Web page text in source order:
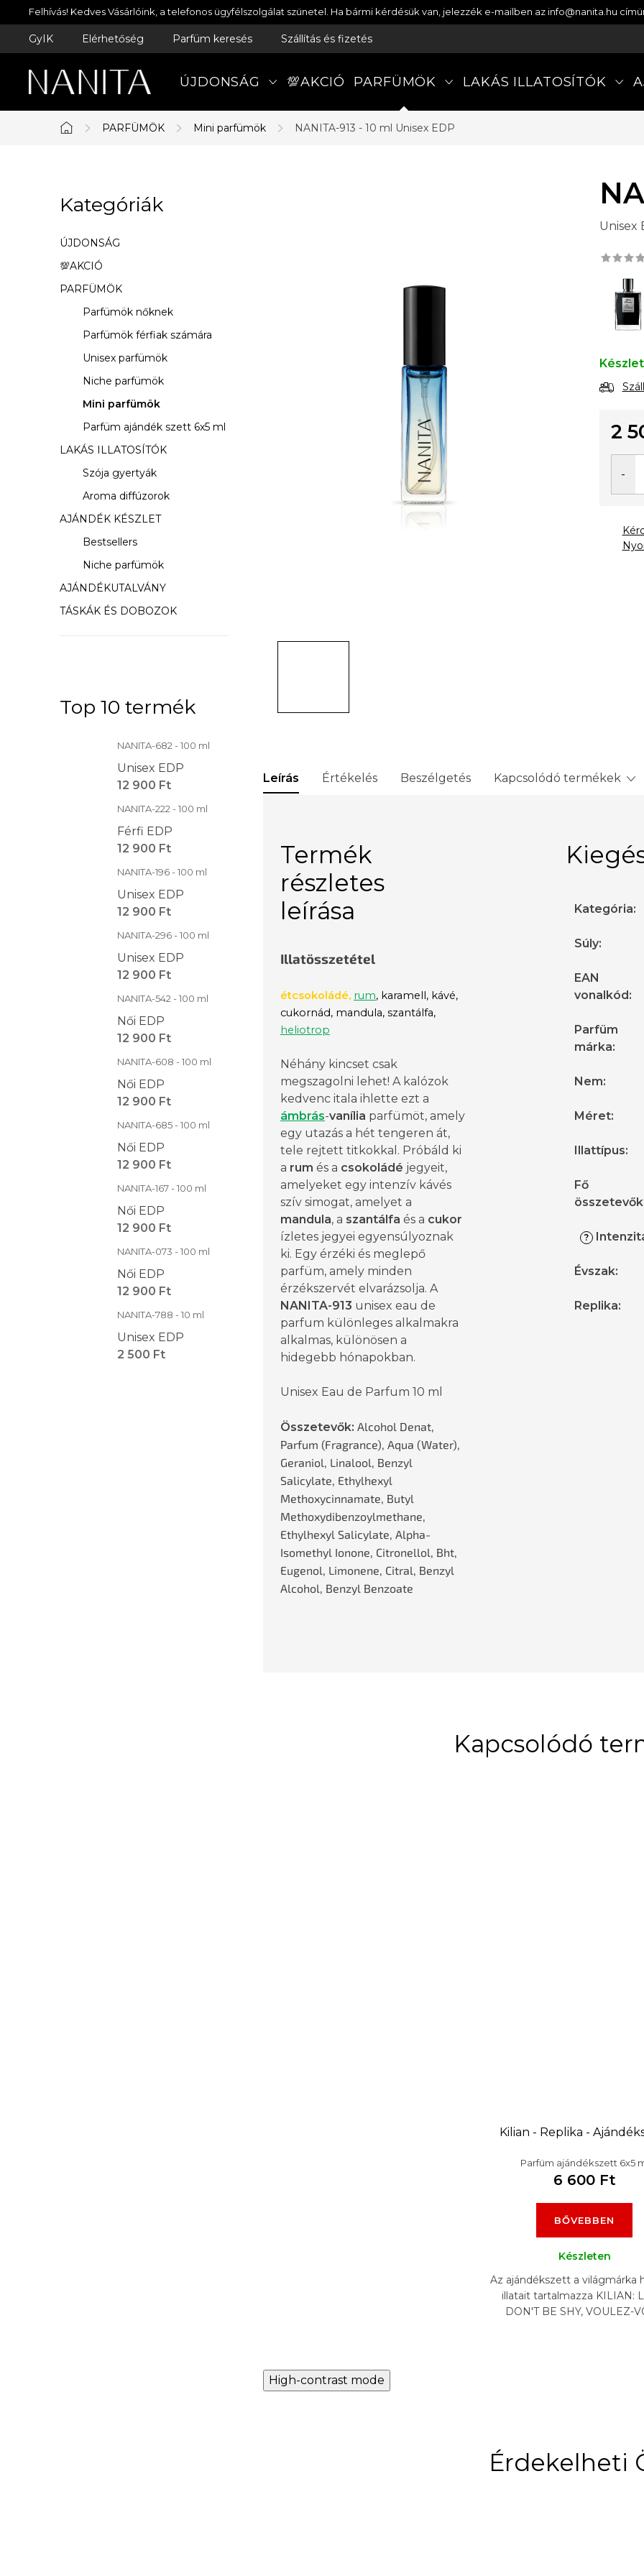
Ugrás
a
Felhívás! Kedves Vásárlóink, a telefonos ügyfélszolgálat szünetel. Ha bármi kérdésük van, jelezzék e-mailben az info@nanita.hu
GyIK Elérhetőség Parfüm keresés Szállítás és fizetés
ÚJDONSÁG 💯AKCIÓ PARFÜMÖK LAKÁS ILLATOSÍTÓK
Kezdőlap
PARFÜMÖK Mini parfümök NANITA-913 - 10 ml Unisex EDP
l
d
a
l
n
Kategóriák
átugrása
Kategóriák
ÚJDONSÁG
💯AKCIÓ
PARFÜMÖK
Parfümök nőknek
Parfümök férfiak számára
Unisex parfümök
Niche parfümök
Mini parfümök
Parfüm ajándék szett 6x5 ml
LAKÁS ILLATOSÍTÓK
Szója gyertyák
Aroma diffúzorok
AJÁNDÉK KÉSZLET
Bestsellers
Niche parfümök
AJÁNDÉKUTALVÁNY
TÁSKÁK ÉS DOBOZOK
Top 10 termék
NANITA-682 - 100 ml
Unisex EDP
12 900 Ft
NANITA-222 - 100 ml
Férfi EDP
12 900 Ft
NANITA-196 - 100 ml
Unisex EDP
12 900 Ft
NANITA-296 - 100 ml
Unisex EDP
12 900 Ft
NANITA-542 - 100 ml
Női EDP
12 900 Ft
NANITA-608 - 100 ml
Női EDP
12 900 Ft
NANITA-685 - 100 ml
Női EDP
12 900 Ft
NANITA-167 - 100 ml
Női EDP
12 900 Ft
NANITA-073 - 100 ml
Női EDP
12 900 Ft
NANITA-788 - 10 ml
Unisex EDP
2 500 Ft
Unisex
2
Leírás Értékelés Beszélgetés Kapcsolódó termékek
Termék
részletes
leírása
Illatösszetétel
étcsokoládé, rum, karamell, kávé,
cukornád, mandula, szantálfa,
heliotrop
Néhány kincset csak
megszagolni lehet! A kalózok
kedvenc itala ihlette ezt a
ámbrás-vanília parfümöt, amely
egy utazás a hét tengeren át,
tele rejtett titkokkal. Próbáld ki
a rum és a csokoládé jegyeit,
amelyeket egy intenzív kávés
szív simogat, amelyet a
mandula, a szantálfa és a cukor
ízletes jegyei egyensúlyoznak
ki. Egy érzéki és meglepő
parfüm, amely minden
érzékszervét elvarázsolja. A
NANITA-913 unisex eau de
parfum különleges alkalmakra
alkalmas, különösen a
hidegebb hónapokban.
Unisex Eau de Parfum 10 ml
Összetevők: Alcohol Denat,
Parfum (Fragrance), Aqua (Water),
Geraniol, Linalool, Benzyl
Salicylate, Ethylhexyl
Methoxycinnamate, Butyl
Methoxydibenzoylmethane,
Ethylhexyl Salicylate, Alpha-
Isomethyl Ionone, Citronellol, Bht,
Eugenol, Limonene, Citral, Benzyl
Alcohol, Benzyl Benzoate
Kategória:
Súly:
EAN
vonalkód :
Parfüm
márka:
Nem:
Méret:
Illattípus:
Fő
összetevők
?
Évszak:
Replika:
Kapcsolódó
Kilian - Replika -
Parfüm ajándékszett 6x5
6 600 Ft
BŐVEBBEN
Készleten
Az ajándékszett a világmárka
illatait tartalmazza KILIAN:
DON'T BE SHY, VOULEZ-
High-contrast mode
Érdekelheti